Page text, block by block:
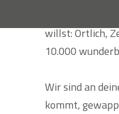
Jahrzehnt
willst: Örtlich,
10.000
Wir sind an
kommt,